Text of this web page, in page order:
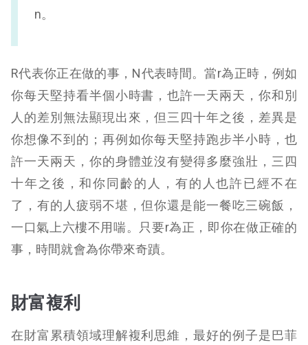
n。
R代表你正在做的事，N代表時間。當r為正時，例如
你每天堅持看半個小時書，也許一天兩天，你和別
人的差別無法顯現出來，但三四十年之後，差異是
你想像不到的；再例如你每天堅持跑步半小時，也
許一天兩天，你的身體並沒有變得多麼強壯，三四
十年之後，和你同齡的人，有的人也許已經不在
了，有的人疲弱不堪，但你還是能一餐吃三碗飯，
一口氣上六樓不用喘。只要r為正，即你在做正確的
事，時間就會為你帶來奇蹟。
財富複利
在財富累積領域理解複利思維，最好的例子是巴菲